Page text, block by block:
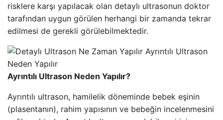
risklere karşı yapılacak olan detaylı ultrasonun doktor
tarafından uygun görülen herhangi bir zamanda tekrar
edilmesi de gerekli görülebilmektedir.
Ayrıntılı Ultrason Neden Yapılır?
Ayrıntılı ultrason, hamilelik döneminde bebek eşinin
(plasentanın), rahim yapısının ve bebeğin incelenmesini